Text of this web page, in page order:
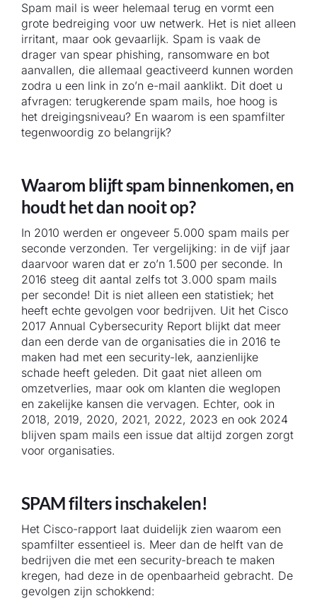
Spam mail is weer helemaal terug en vormt een
grote bedreiging voor uw netwerk. Het is niet alleen
irritant, maar ook gevaarlijk. Spam is vaak de
drager van spear phishing, ransomware en bot
aanvallen, die allemaal geactiveerd kunnen worden
zodra u een link in zo’n e-mail aanklikt. Dit doet u
afvragen: terugkerende spam mails, hoe hoog is
het dreigingsniveau? En waarom is een spamfilter
tegenwoordig zo belangrijk?
Waarom blijft spam binnenkomen, en
houdt het dan nooit op?
In 2010 werden er ongeveer 5.000 spam mails per
seconde verzonden. Ter vergelijking: in de vijf jaar
daarvoor waren dat er zo’n 1.500 per seconde. In
2016 steeg dit aantal zelfs tot 3.000 spam mails
per seconde! Dit is niet alleen een statistiek; het
heeft echte gevolgen voor bedrijven. Uit het Cisco
2017 Annual Cybersecurity Report blijkt dat meer
dan een derde van de organisaties die in 2016 te
maken had met een security-lek, aanzienlijke
schade heeft geleden. Dit gaat niet alleen om
omzetverlies, maar ook om klanten die weglopen
en zakelijke kansen die vervagen. Echter, ook in
2018, 2019, 2020, 2021, 2022, 2023 en ook 2024
blijven spam mails een issue dat altijd zorgen zorgt
voor organisaties.
SPAM filters inschakelen!
Het Cisco-rapport laat duidelijk zien waarom een
spamfilter essentieel is. Meer dan de helft van de
bedrijven die met een security-breach te maken
kregen, had deze in de openbaarheid gebracht. De
gevolgen zijn schokkend: